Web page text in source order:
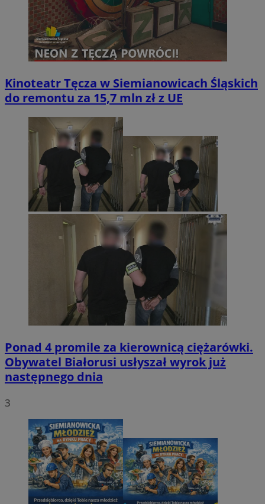
Kinoteatr Tęcza w Siemianowicach Śląskich
do remontu za 15,7 mln zł z UE
Ponad 4 promile za kierownicą ciężarówki.
Obywatel Białorusi usłyszał wyrok już
następnego dnia
3